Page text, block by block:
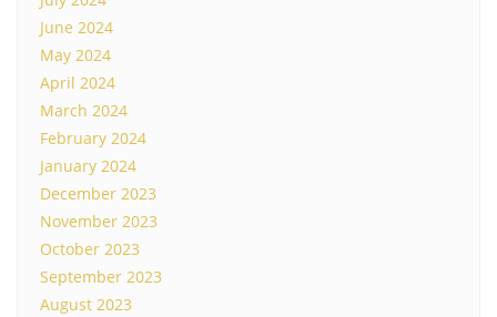
June 2024
May 2024
April 2024
March 2024
February 2024
January 2024
December 2023
November 2023
October 2023
September 2023
August 2023